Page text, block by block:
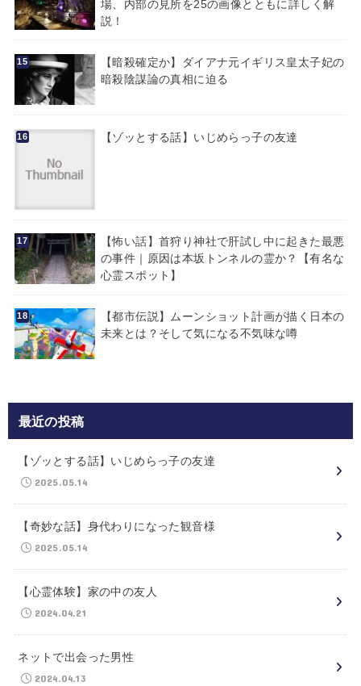
場、内部の見所を25の画像とともに詳しく解
説！
【暗殺確定か】ダイアナ元イギリス皇太子妃の
暗殺陰謀論の真相に迫る
【ゾッとする話】いじめらっ子の友達
【怖い話】首狩り神社で肝試し中に起きた最悪
の事件｜原因は本坂トンネルの霊か？【有名な
心霊スポット】
【都市伝説】ムーンショット計画が描く日本の
未来とは？そして気になる不気味な噂
最近の投稿
【ゾッとする話】いじめらっ子の友達
2025.05.14
【奇妙な話】身代わりになった観音様
2025.05.14
【心霊体験】家の中の友人
2024.04.21
ネットで出会った男性
2024.04.13